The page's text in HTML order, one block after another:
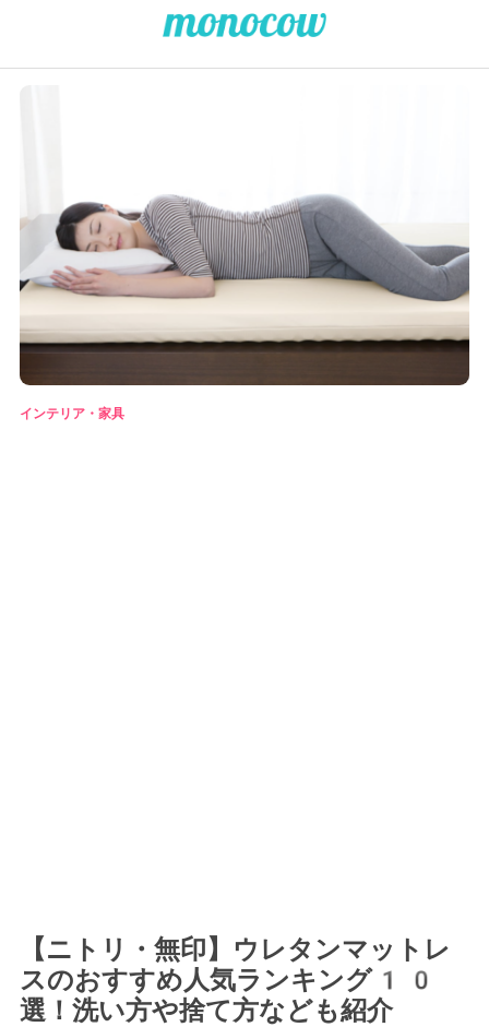
インテリア・家具
【ニトリ・無印】ウレタンマットレ
スのおすすめ人気ランキング10
選！洗い方や捨て方なども紹介